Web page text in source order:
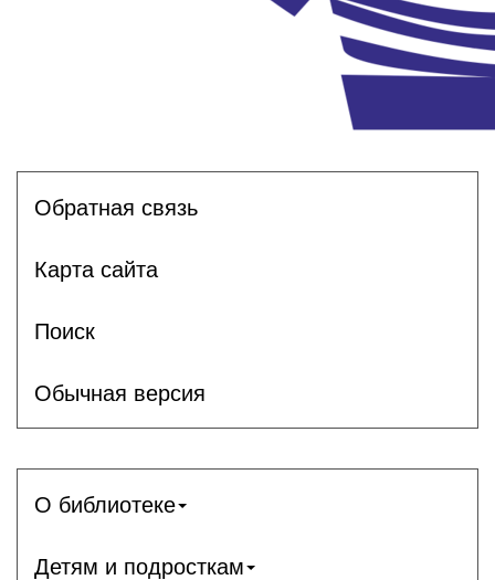
Обратная связь
Карта сайта
Поиск
Обычная версия
О библиотеке
Детям и подросткам